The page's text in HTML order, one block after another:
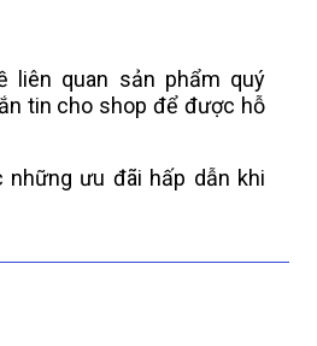
liên quan sản phẩm quý
tin cho shop để được hỗ
những ưu đãi hấp dẫn khi